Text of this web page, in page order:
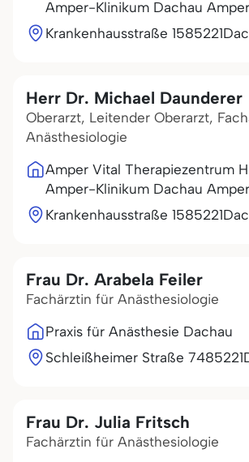
Amper-Klinikum Dachau
Krankenhausstraße 1585221
Herr Dr. Michael Daunderer
Oberarzt, Leitender Oberarzt,
Anästhesiologie
Amper Vital Therapiezentrum
Amper-Klinikum Dachau
Krankenhausstraße 1585221
Frau Dr. Arabela Feiler
Fachärztin für Anästhesiologie
Praxis für Anästhesie Dachau
Schleißheimer Straße 7485221
Frau Dr. Julia Fritsch
Fachärztin für Anästhesiologie